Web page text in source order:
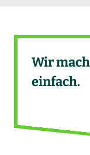
Wir
einfach.